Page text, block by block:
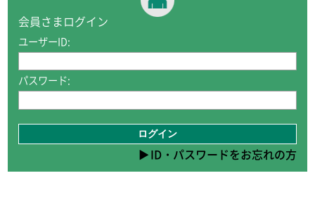
会員さまログイン
ユーザーID:
パスワード:
ID・パスワードをお忘れの方